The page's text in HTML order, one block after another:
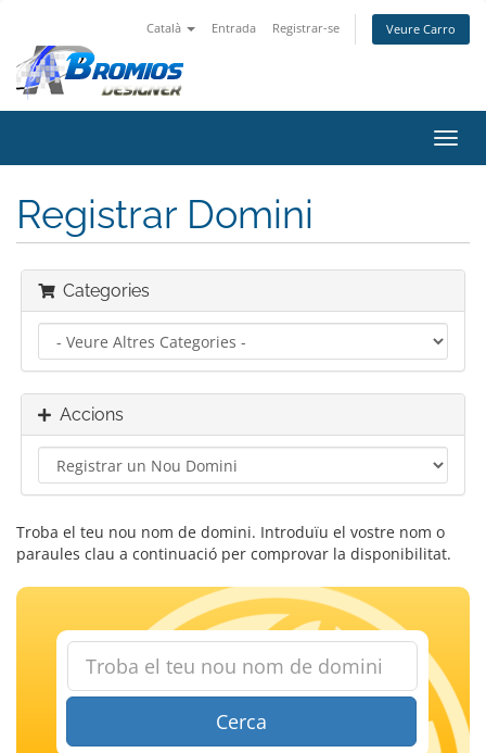
Català Entrada Registrar-se Veure Carro
la
Registrar Domini
Categories
Accions
Troba el teu nou nom de domini. Introduïu el vostre nom o
paraules clau a continuació per comprovar la disponibilitat.
Cerca